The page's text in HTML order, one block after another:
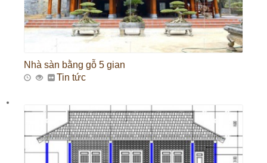
Nhà sàn bằng gỗ 5 gian
Tin tức